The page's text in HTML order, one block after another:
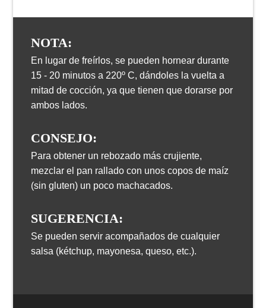
NOTA:
En lugar de freírlos, se pueden hornear durante
15 - 20 minutos a 220º C, dándoles la vuelta a
mitad de cocción, ya que tienen que dorarse por
ambos lados.
CONSEJO:
Para obtener un rebozado más crujiente,
mezclar el pan rallado con unos copos de maíz
(sin gluten) un poco machacados.
SUGERENCIA:
Se pueden servir acompañados de cualquier
salsa (kétchup, mayonesa, queso, etc.).